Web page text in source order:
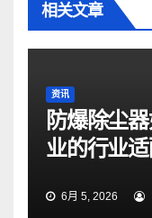
相关文章
资讯
防爆除尘
业的行业
6月 5, 2026